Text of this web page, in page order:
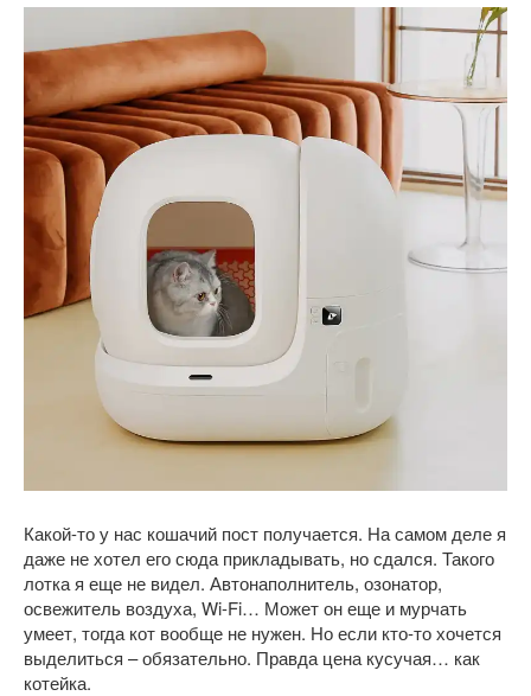
Какой-то у нас кошачий пост получается. На самом деле я
даже не хотел его сюда прикладывать, но сдался. Такого
лотка я еще не видел. Автонаполнитель, озонатор,
освежитель воздуха, Wi-Fi… Может он еще и мурчать
умеет, тогда кот вообще не нужен. Но если кто-то хочется
выделиться – обязательно. Правда цена кусучая… как
котейка.